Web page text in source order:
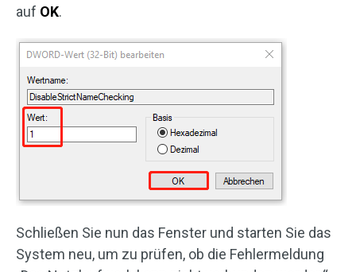
auf OK.
Schließen Sie nun das Fenster und starten Sie das
System neu, um zu prüfen, ob die Fehlermeldung